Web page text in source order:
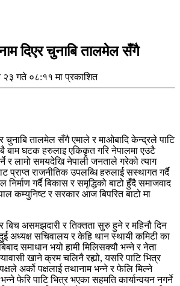
दिएर चुनाबि तालमेल सँगै
२३ गते ०८:११ मा प्रकाशित
चुनाबि तालमेल सँगै एमाले र माओबादि केन्द्रले पाटि
बाम घटक हरुलाइ एकिकृत गरि नेपालमा एउटै
र लामो समयदेखि नेपाली जनताले गरेको त्याग
प्राप्त राजनीतिक उपलब्धि हरुलाई सस्थागत गर्दै
निर्माण गर्दै बिकास र समृद्धिको बाटो हुँदै समाजवाद
कम्युनिष्ट र सरकार आज बिपरित बाटो मा
बिच असमझदारी र तिक्तता सुरु हुने र महिनौ दिन
अध्यक्ष सचिवालय र केहि थान स्थायी कमिटी का
समाधान भयो हामी मिलिसक्यौ भन्ने र नेता
खाने क्रम चलिनै रह्यो, यसरि पाटि भित्र
अर्को पक्षलाई तथानाम भन्ने र फेलि मिल्ने
फेरि पाटि भित्र भएका सहमति कार्यान्वयन नगर्ने